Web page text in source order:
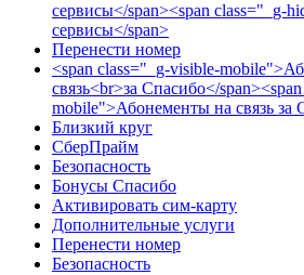
сервисы</span><span class="_g-
сервисы</span>
Перенести номер
<span class="_g-visible-
связь<br>за Спасибо</
mobile">Абонементы на связь за
Близкий круг
СберПрайм
Безопасность
Бонусы Спасибо
Активировать сим-карту
Дополнительные услуги
Перенести номер
Безопасность